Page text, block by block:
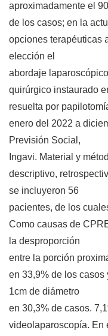
aproximadamente el
de los casos; en la
opciones terapéuticas
elección el
abordaje
quirúrgico instaurado
resuelta por
enero del 2022 a
Previsión Social,
Ingavi. Material y
descriptivo,
se incluyeron 56
pacientes, de los
Como causas de
la desproporción
entre la porción
en 33,9% de los casos
1cm de diámetro
en 30,3% de casos.
videolaparoscopía. En